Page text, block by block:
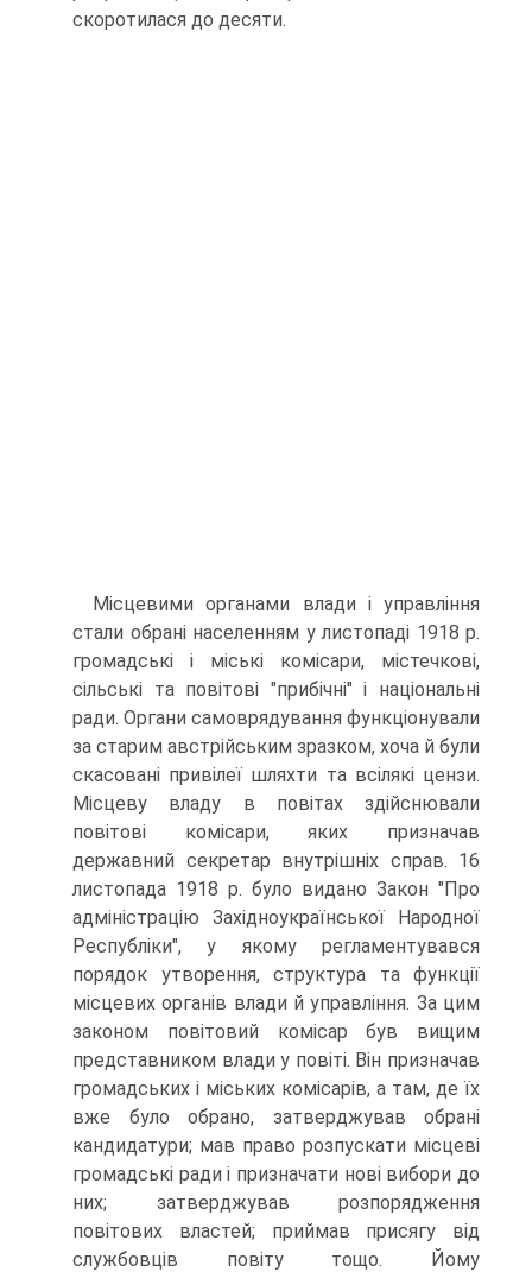
скоротилася до десяти.
Місцевими органами влади і управління
стали обрані населенням у листопаді 1918 р.
громадські і міські комісари, містечкові,
сільські та повітові "прибічні" і національні
ради. Органи самоврядування функціонували
за старим австрійським зразком, хоча й були
скасовані привілеї шляхти та всілякі цензи.
Місцеву владу в повітах здійснювали
повітові комісари, яких призначав
державний секретар внутрішніх справ. 16
листопада 1918 р. було видано Закон "Про
адміністрацію Західноукраїнської Народної
Республіки", у якому регламентувався
порядок утворення, структура та функції
місцевих органів влади й управління. За цим
законом повітовий комісар був вищим
представником влади у повіті. Він призначав
громадських і міських комісарів, а там, де їх
вже було обрано, затверджував обрані
кандидатури; мав право розпускати місцеві
громадські ради і призначати нові вибори до
них; затверджував розпорядження
повітових властей; приймав присягу від
службовців повіту тощо. Йому